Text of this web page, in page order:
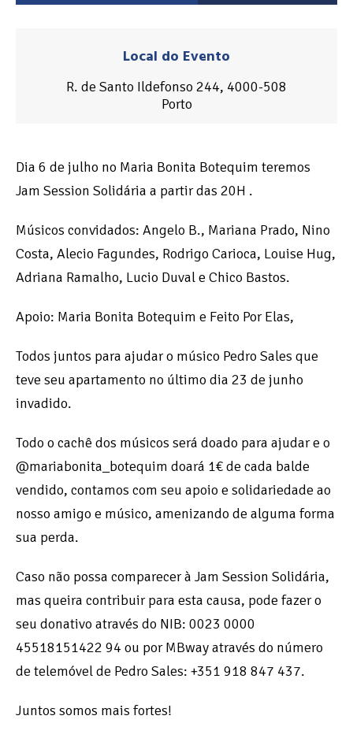
Local do Evento
R. de Santo Ildefonso 244, 4000-508
Porto
Dia 6 de julho no Maria Bonita Botequim teremos
Jam Session Solidária a partir das 20H .
Músicos convidados: Angelo B., Mariana Prado, Nino
Costa, Alecio Fagundes, Rodrigo Carioca, Louise Hug,
Adriana Ramalho, Lucio Duval e Chico Bastos.
Apoio: Maria Bonita Botequim e Feito Por Elas,
Todos juntos para ajudar o músico Pedro Sales que
teve seu apartamento no último dia 23 de junho
invadido.
Todo o cachê dos músicos será doado para ajudar e o
@mariabonita_botequim doará 1€ de cada balde
vendido, contamos com seu apoio e solidariedade ao
nosso amigo e músico, amenizando de alguma forma
sua perda.
Caso não possa comparecer à Jam Session Solidária,
mas queira contribuir para esta causa, pode fazer o
seu donativo através do NIB: 0023 0000
45518151422 94 ou por MBway através do número
de telemóvel de Pedro Sales: +351 918 847 437.
Juntos somos mais fortes!